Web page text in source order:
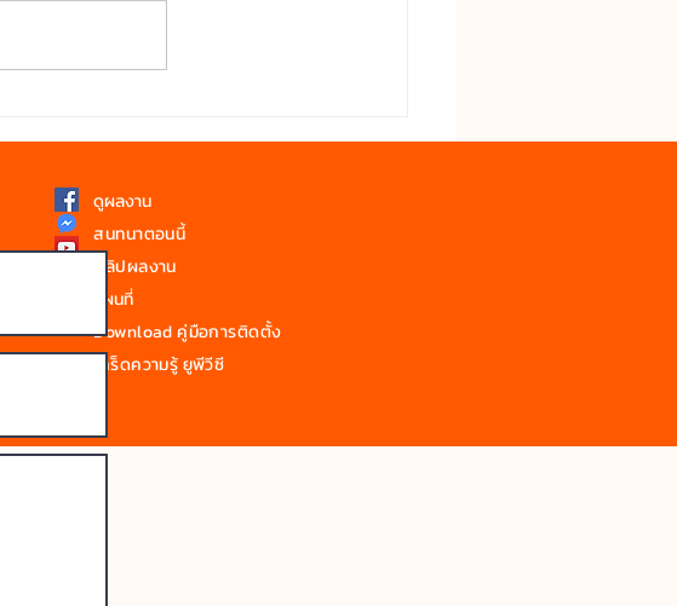
ใส BowYen
ดูผลงาน
สนทนาตอนนี้
คลิปผลงาน
แผนที่
Download คู่มือการติดตั้ง
เกร็ดความรู้ ยูพีวีซี